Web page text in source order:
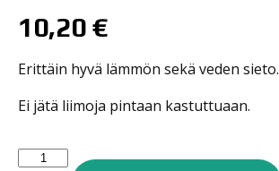
10,20 €
Erittäin hyvä lämmön sekä veden sieto.
Ei jätä liimoja pintaan kastuttuaan.
3M